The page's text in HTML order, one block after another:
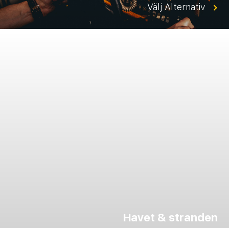
Välj Alternativ
Havet & stranden